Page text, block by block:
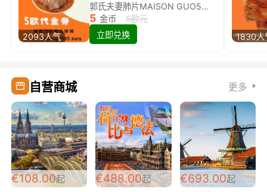
2093人气
郭氏夫妻肺片MAISON GUO5欧代金券限量兑换啦！
5 金币
5欧元
立即兑换
1830人
自营商城 更多
€108.00起 €488.00起 €693.00起